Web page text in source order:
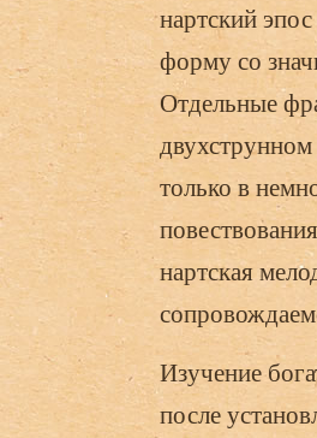
нартский
форму со
Отдельные
только в
нартская
Изучение
после